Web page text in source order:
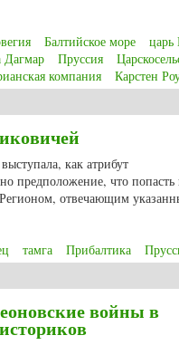
Балтийское море
царь
Дагмар Пруссия
компания Карстен
как атрибут
предположение, что попасть
Регионом, отвечающим
тамга Прибалтика
войны в